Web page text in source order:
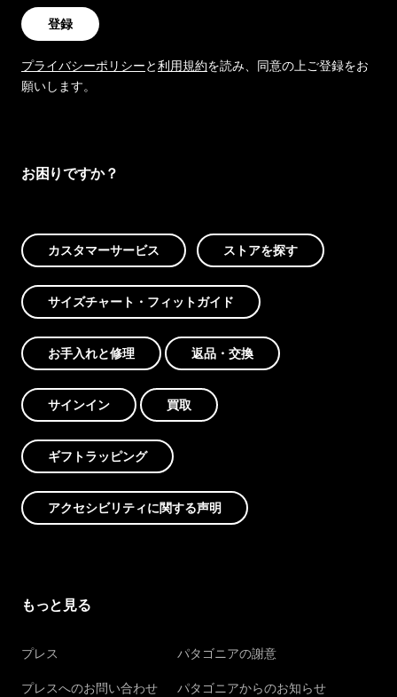
登録
プライバシーポリシーと利用規約を読み、同意の上ご登録をお
願いします。
お困りですか？
カスタマーサービス ストアを探す
サイズチャート・フィットガイド
お手入れと修理 返品・交換
サインイン 買取
ギフトラッピング
アクセシビリティに関する声明
もっと見る
プレス
プレスへのお問い合わせ
パタゴニアの謝意
パタゴニアからのお知らせ